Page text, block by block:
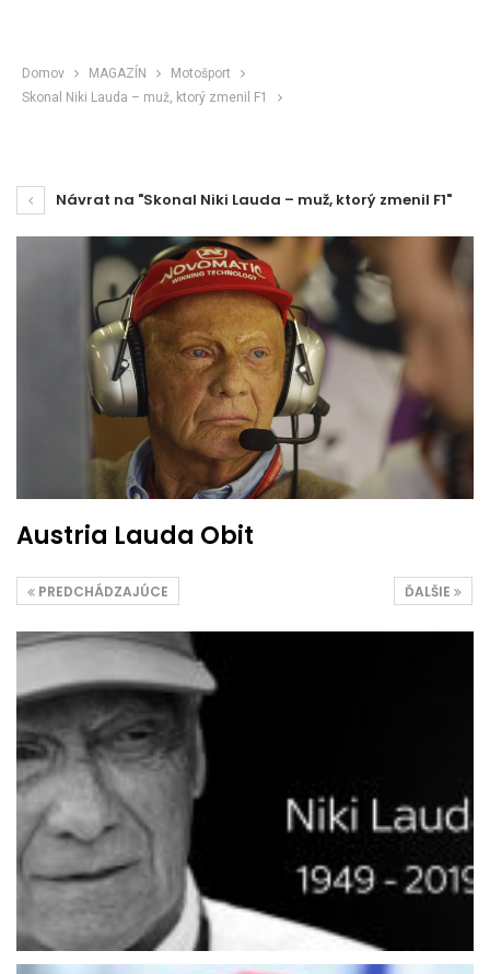
Domov MAGAZÍN
Motošport
Skonal Niki Lauda – muž, ktorý zmenil F1
Návrat na "Skonal Niki Lauda – muž, ktorý zmenil F1"
Austria Lauda Obit
ĎALŠIE
PREDCHÁDZAJÚCE